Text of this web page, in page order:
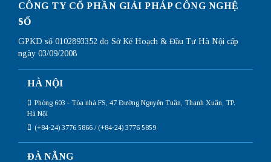
nhất
CÔNG TY CỔ PHẦN GIẢI PHÁP CÔNG NGHỆ
SỐ
GPKD số 0102893352 do Sở Kế Hoạch & Đầu Tư Hà Nội cấp
ngày 03/09/2008
HÀ NỘI
Phòng 603 - Tòa nhà FS, 47 Đường Nguyễn Tuân, Thanh Xuân, TP.
Hà Nội
(+84-24) 3776 5866 / (+84-24) 3776 5859
ĐÀ NẴNG